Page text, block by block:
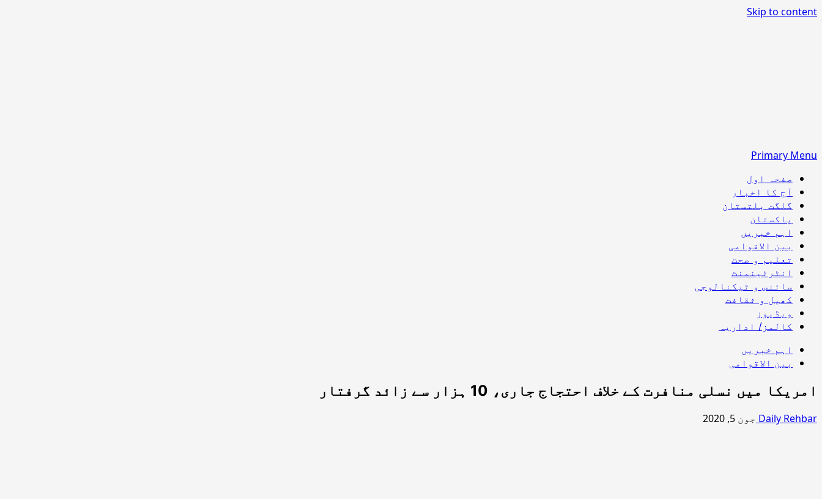
Skip to content
Primary Menu
صفحہ اول
آج کا اخبار
گلگت بلتستان
پاکستان
اہم خبریں
بین الاقوامی
تعلیم و صحت
انٹرٹینمنٹ
سائنس و ٹیکنالوجی
کھیل و ثقافت
ویڈیوز
کالمز/ اداریہ
اہم خبریں
بین الاقوامی
امریکا میں نسلی منافرت کے خلاف احتجاج جاری، 10 ہزار سے زائد گرفتار
Daily Rehbar جون 5, 2020